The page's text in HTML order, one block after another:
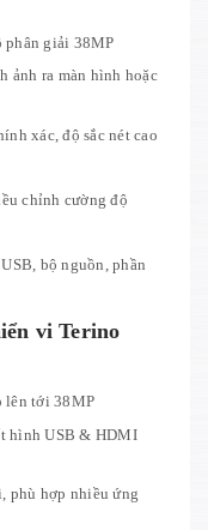
phân giải 38MP
ảnh ra màn hình hoặc
xác, độ sắc nét cao
chỉnh cường độ
bộ nguồn, phần
vi Terino
lên tới 38MP
hình USB & HDMI
phù hợp nhiều ứng